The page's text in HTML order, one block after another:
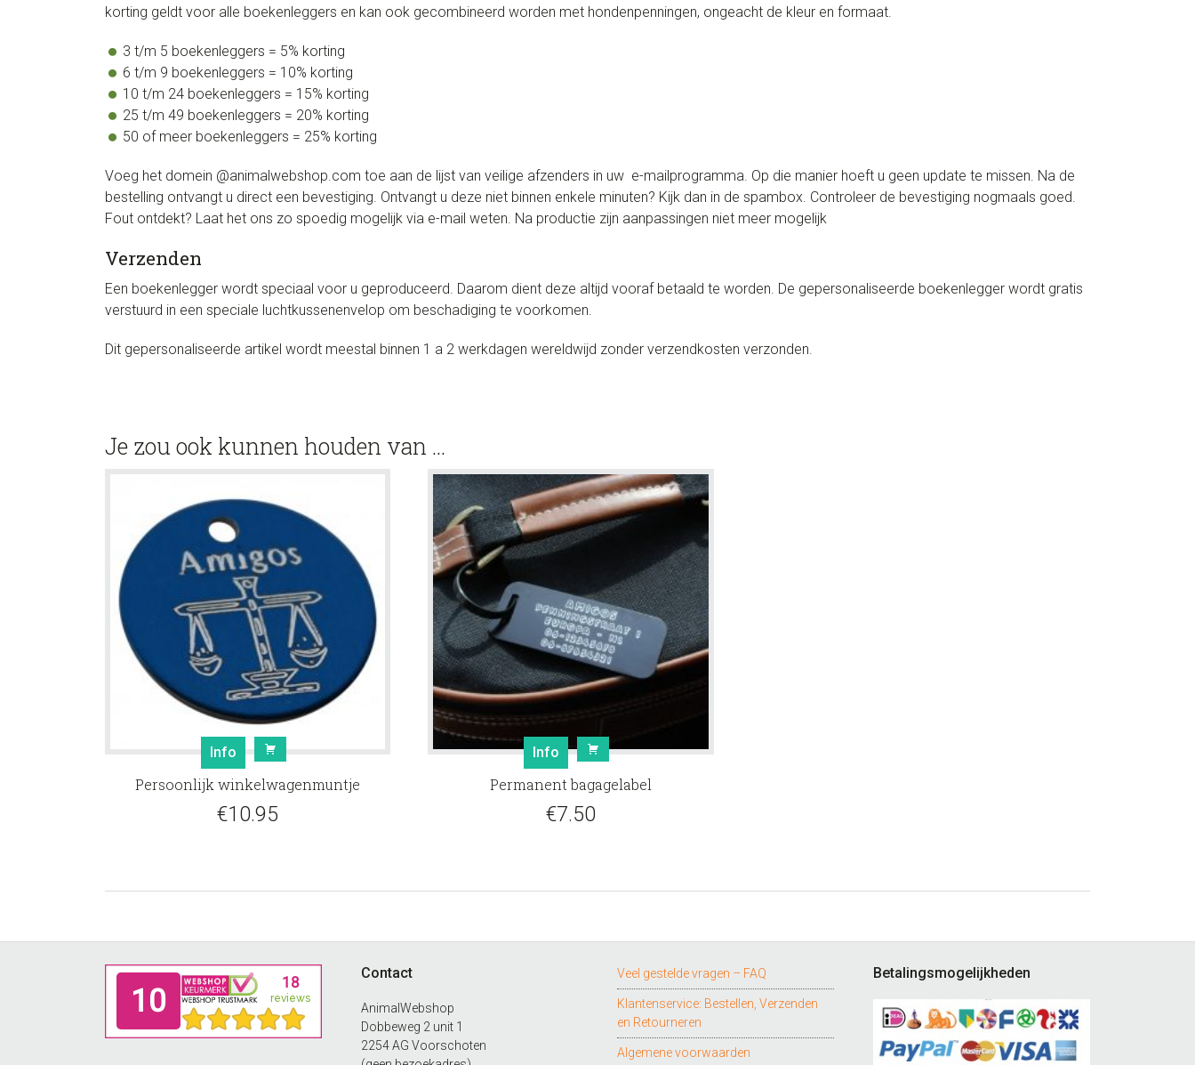
korting geldt voor alle boekenleggers en kan ook gecombineerd worden met hondenpenningen, ongeacht de kleur en formaat.
3 t/m 5 boekenleggers = 5% korting
6 t/m 9 boekenleggers = 10% korting
10 t/m 24 boekenleggers = 15% korting
25 t/m 49 boekenleggers = 20% korting
50 of meer boekenleggers = 25% korting
Voeg het domein @animalwebshop.com toe aan de lijst van veilige afzenders in uw e-mailprogramma. Op die manier hoeft u geen update te missen. Na de
bestelling ontvangt u direct een bevestiging. Ontvangt u deze niet binnen enkele minuten? Kijk dan in de spambox. Controleer de bevestiging nogmaals goed.
Fout ontdekt? Laat het ons zo spoedig mogelijk via e-mail weten. Na productie zijn aanpassingen niet meer mogelijk
Verzenden
Een boekenlegger wordt speciaal voor u geproduceerd. Daarom dient deze altijd vooraf betaald te worden. De gepersonaliseerde boekenlegger wordt gratis
verstuurd in een speciale luchtkussenenvelop om beschadiging te voorkomen.
Dit gepersonaliseerde artikel wordt meestal binnen 1 a 2 werkdagen wereldwijd zonder verzendkosten verzonden.
Je zou ook kunnen houden van …
Info
Persoonlijk winkelwagenmuntje
€10.95
Info
Permanent bagagelabel
€7.50
Contact
AnimalWebshop
Dobbeweg 2 unit 1
2254 AG Voorschoten
Veel gestelde vragen – FAQ
Klantenservice: Bestellen, Verzenden
en Retourneren
Algemene voorwaarden
Betalingsmogelijkheden